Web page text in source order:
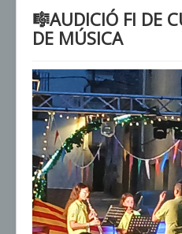
🎼AUDICIÓ FI DE
DE MÚSICA